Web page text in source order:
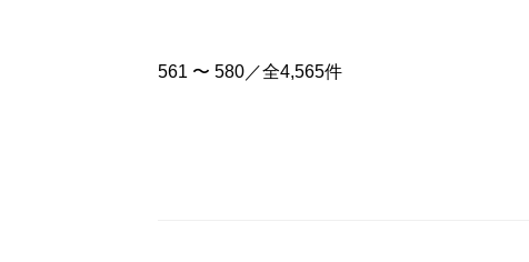
561 〜 580／全4,565件